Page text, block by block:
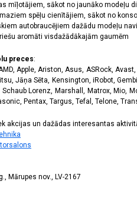
mīļotājiem, sākot no jaunāko modeļu
spēļu cienītājiem, sākot no
autobraucējiem dažādu modeļu
aromāti visdažādākajām gaumēm
preces:
Apple, Ariston, Asus, ASRock,
Jāņa Sēta, Kensington, iRobot,
Lorenz, Marshall, Matrox, Mio,
Pentax, Targus, Tefal, Telone,
akcijas un dažādas interesantas
Mārupes nov., LV-2167